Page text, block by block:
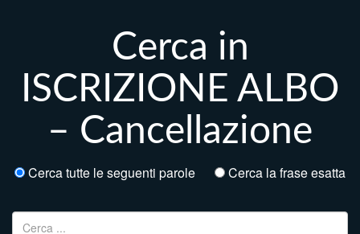
Cerca in
ISCRIZIONE ALBO
– Cancellazione
Cerca tutte le seguenti parole Cerca la frase esatta
Ricerca per: